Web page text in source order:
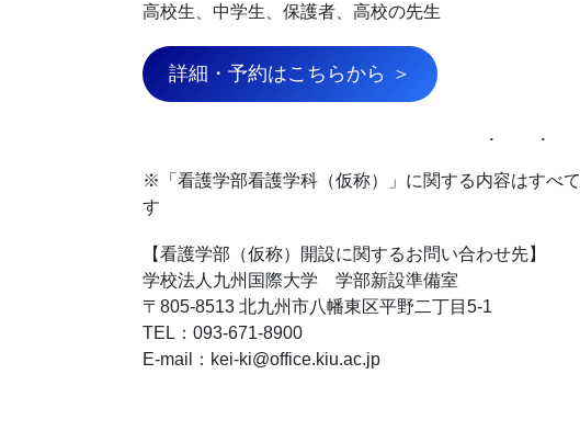
高校生、中学生、保護者、高校の先生
詳細・予約はこちらから ＞
※「看護学部看護学科（仮称）」に関する内容はすべ
す
【看護学部（仮称）開設に関するお問い合わせ先】
学校法人九州国際大学 学部新設準備室
〒805-8513 北九州市八幡東区平野二丁目5-1
TEL：093-671-8900
E-mail：kei-ki@office.kiu.ac.jp